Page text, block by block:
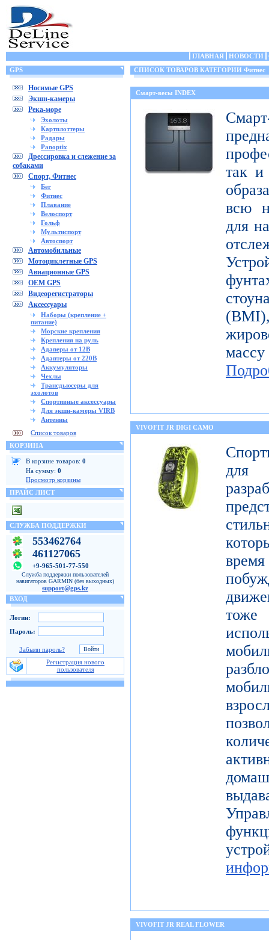
ГЛАВНАЯ НОВОСТИ
GPS
Носимые GPS
Экшн-камеры
Река-море
Эхолоты
Картплоттеры
Радары
Panoptix
Дрессировка и слежение за
собаками
Спорт, Фитнес
Бег
Фитнес
Плавание
Велоспорт
Гольф
Мультиспорт
Автоспорт
Автомобильные
Мотоциклетные GPS
Авиационные GPS
OEM GPS
Видеорегистраторы
Аксессуары
Наборы (крепление +
питание)
Морские крепления
Крепления на руль
Адаперы от 12В
Адаптеры от 220В
Аккумуляторы
Чехлы
Трансдьюсеры для
эхолотов
Спортивные аксессуары
Для экшн-камеры VIRB
Антенны
Список товаров
КОРЗИНА
В корзине товаров: 0
На сумму: 0
Просмотр корзины
ПРАЙС ЛИСТ
СЛУЖБА ПОДДЕРЖКИ
553462764
461127065
+9-965-501-77-550
Служба поддержки пользователей
навигаторов GARMIN (без выходных)
support@gps.kz
ВХОД
Логин:
Пароль:
Забыли пароль?
Регистрация нового
пользователя
СПИСОК ТОВАРОВ КАТЕГОРИИ Фитнес
Смарт-весы INDEX
так и
всю
для
VIVOFIT JR DIGI CAMO
для
тоже
VIVOFIT JR REAL FLOWER